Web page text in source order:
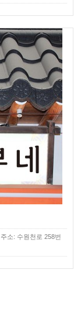
소: 수원천로 258번